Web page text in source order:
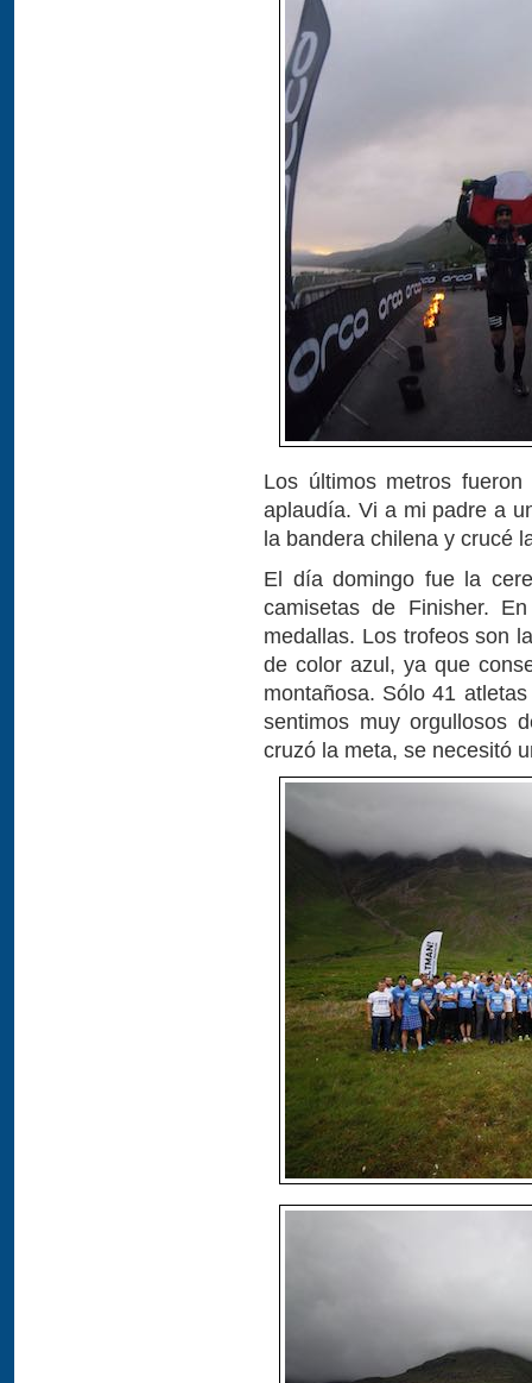
Los últimos metros
aplaudía. Vi a mi padre a
la bandera chilena y crucé
El día domingo fue la
camisetas de Finisher.
medallas. Los trofeos son
de color azul, ya que
montañosa. Sólo 41
sentimos muy orgullosos
cruzó la meta, se necesitó